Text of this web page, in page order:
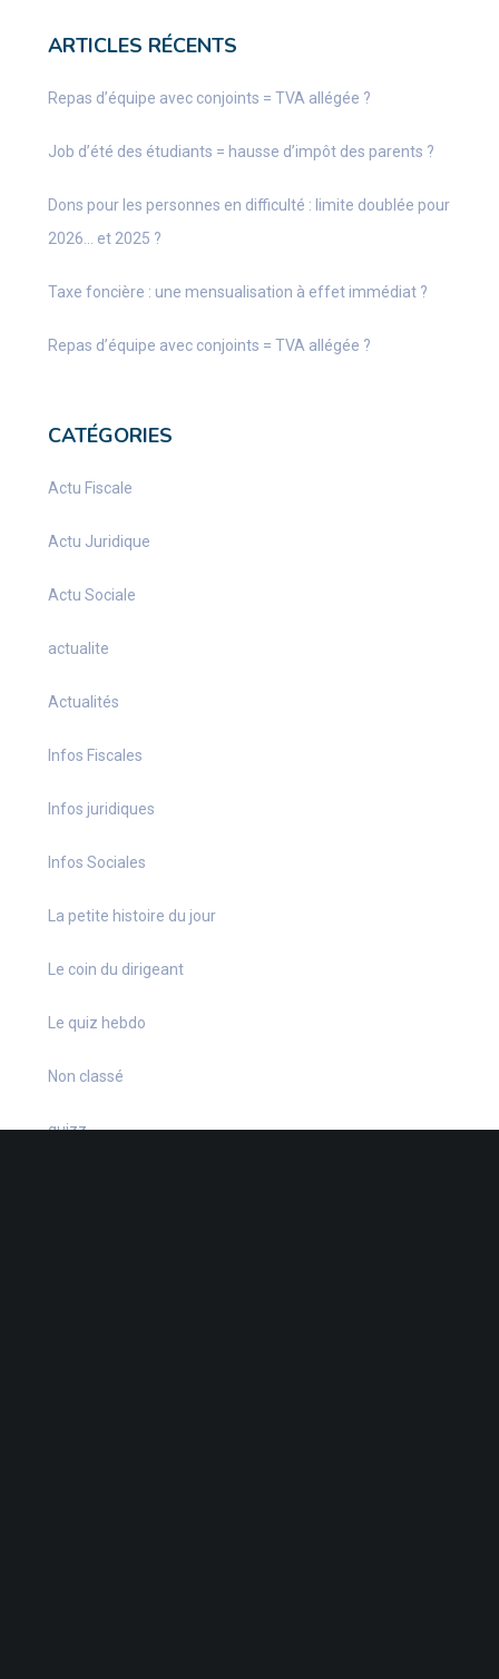
ARTICLES RÉCENTS
Repas d’équipe avec conjoints = TVA allégée ?
Job d’été des étudiants = hausse d’impôt des parents ?
Dons pour les personnes en difficulté : limite doublée pour
2026… et 2025 ?
Taxe foncière : une mensualisation à effet immédiat ?
Repas d’équipe avec conjoints = TVA allégée ?
CATÉGORIES
Actu Fiscale
Actu Juridique
Actu Sociale
actualite
Actualités
Infos Fiscales
Infos juridiques
Infos Sociales
La petite histoire du jour
Le coin du dirigeant
Le quiz hebdo
Non classé
quizz